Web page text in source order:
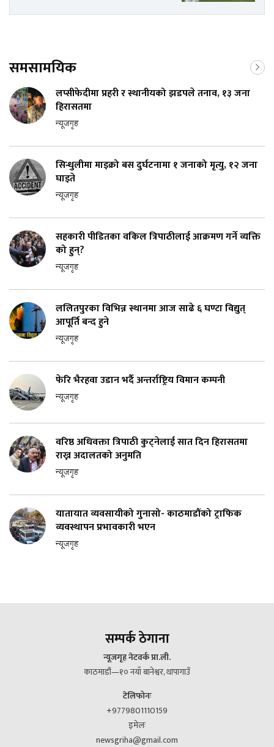
समसामयिक
लप्सीफेदीमा प्रहरी र स्थानीयको झडपले तनाव, १३ जना
हिरासतमा
न्यूजगृह
सिन्धुलीमा माइक्रो बस दुर्घटनामा १ जनाको मृत्यु, १२ जना
घाइते
न्यूजगृह
सहकारी पीडितका वकिल त्रिपाठीलाई आक्रमण गर्ने व्यक्ति
को हुन्?
न्यूजगृह
ललितपुरका विभिन्न स्थानमा आज साढे ६ घण्टा विद्युत्
आपूर्ति बन्द हुने
न्यूजगृह
फेरि भैरहवा उडान भर्दै अन्तर्राष्ट्रिय विमान कम्पनी
न्यूजगृह
वरिष्ठ अधिवक्ता त्रिपाठी कुट्नेलाई सात दिन हिरासतमा
राख्न अदालतको अनुमति
न्यूजगृह
यातायात व्यवसायीको गुनासो- काठमाडौंको ट्राफिक
व्यवस्थापन प्रभावकारी भएन
न्यूजगृह
सम्पर्क ठेगाना
न्यूजगृह नेटवर्क प्रा.ली.
काठमाडौं—१० नयाँ बानेश्वर, थापागाउँ
टेलिफोनः
+9779801110159
इमेलः
newsgriha@gmail.com